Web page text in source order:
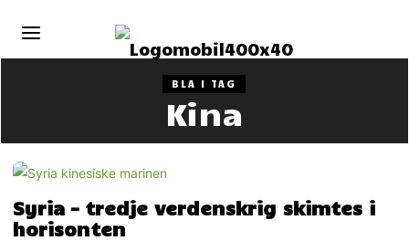
BLA I TAG
Kina
Syria – tredje verdenskrig skimtes i
horisonten